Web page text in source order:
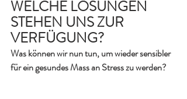
WELCHE LÖSUNGEN
STEHEN UNS ZUR
VERFÜGUNG?
Was können wir nun tun, um wieder sensibler
für ein gesundes Mass an Stress zu werden?